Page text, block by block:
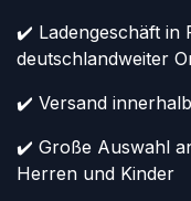
✔️ Ladengeschäft in
deutschlandweiter
✔️ Versand
✔️ Große Auswahl
Herren und Kinder